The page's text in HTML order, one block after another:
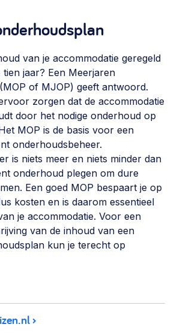
en vergoedingen, betaalde krachten
vastgoed,
>
ondernemingsplan maken >
en ABCD, welkomstcultuur >
contact stimuleren, netwerken
van je accommodatie geregeld
jaar? Een Meerjaren
of MJOP) geeft antwoord.
zorgen dat de accommodatie
door het nodige onderhoud op
MOP is de basis voor een
onderhoudsbeheer.
is niets meer en niets minder dan
onderhoud plegen om dure
Een goed MOP bespaart je op
kosten en is daarom essentieel
je accommodatie. Voor een
van de inhoud van een
kun je terecht op